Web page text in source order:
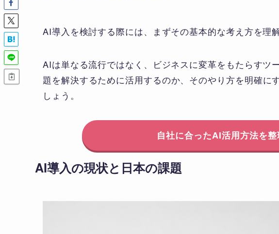
AI導入を検討する際には、まずその基本的な考え方を理
AIは単なる流行ではなく、ビジネスに変革をもたらすツ
題を解決するために活用するのか、そのやり方を明確に
しょう。
自社に合ったAI活用方法を
AI導入の現状と日本の課題